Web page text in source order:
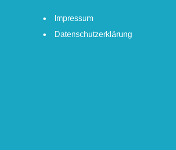
Impressum
Datenschutzerklärung